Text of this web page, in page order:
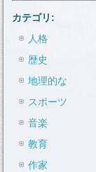
カテゴリ:
人格
歴史
地理的な
スポーツ
音楽
教育
作家